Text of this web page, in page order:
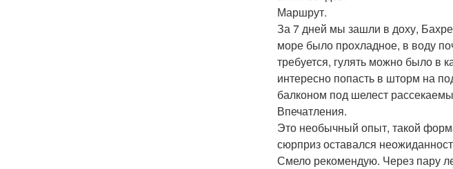
Маршрут.
За 7 дней мы зашли в доху,
море было прохладное, в воду
требуется, гулять можно было в
интересно попасть в шторм на
балконом под шелест
Впечатления.
Это необычный опыт, такой
сюрприз оставался
Смело рекомендую. Через пару